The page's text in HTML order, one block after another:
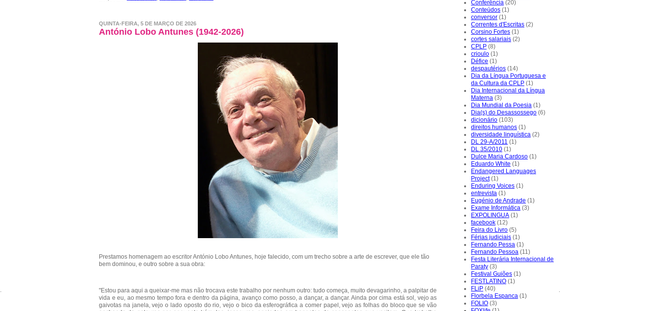
.
QUINTA-FEIRA, 5 DE MARÇO DE 2026
António Lobo Antunes (1942-2026)
Prestamos homenagem ao escritor António Lobo Antunes, hoje falecido, com um trecho sobre a arte de escrever, que ele tão
bem dominou, e outro sobre a sua obra:
"Estou para aqui a queixar-me mas não trocava este trabalho por nenhum outro: tudo começa, muito devagarinho, a palpitar de
vida e eu, ao mesmo tempo fora e dentro da página, avanço como posso, a dançar, a dançar. Ainda por cima está sol, vejo as
gaivotas na janela, vejo o lado oposto do rio, vejo o bico da esferográfica a comer papel, vejo as folhas do bloco que se vão
Conferência (20)
Conteúdos (1)
conversor (1)
Correntes d'Escritas (2)
Corsino Fortes (1)
cortes salariais (2)
CPLP (8)
crioulo (1)
Défice (1)
despautérios (14)
Dia da Língua Portuguesa e
da Cultura da CPLP (1)
Dia Internacional da Língua
Materna (3)
Dia Mundial da Poesia (1)
Dia(s) do Desassossego (6)
dicionário (103)
direitos humanos (1)
diversidade linguística (2)
DL 29-A/2011 (1)
DL 35/2010 (1)
Dulce Maria Cardoso (1)
Eduardo White (1)
Endangered Languages
Project (1)
Enduring Voices (1)
entrevista (1)
Eugénio de Andrade (1)
Exame Informática (3)
EXPOLINGUA (1)
facebook (12)
Feira do Livro (5)
Férias judiciais (1)
Fernando Pessa (1)
Fernando Pessoa (11)
Festa Literária Internacional de
Paraty (3)
Festival Guiões (1)
FESTLATINO (1)
FLiP (40)
Florbela Espanca (1)
FOLIO (3)
.